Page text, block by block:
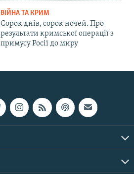
ВІЙНА ТА КРИМ
Сорок днів, сорок ночей. Про
результати кримської операції з
примусу Росії до миру